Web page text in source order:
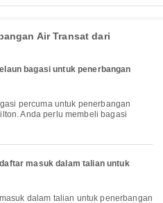
Air Transat dari
bagasi untuk penerbangan
Anda perlu membeli bagasi
masuk dalam talian untuk